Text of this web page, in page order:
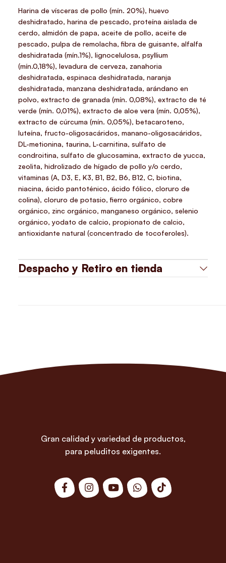
Harina de vísceras de pollo (mín. 20%), huevo
deshidratado, harina de pescado, proteína aislada de
cerdo, almidón de papa, aceite de pollo, aceite de
pescado, pulpa de remolacha, fibra de guisante, alfalfa
deshidratada (mín.1%), lignocelulosa, psyllium
(mín.0,18%), levadura de cerveza, zanahoria
deshidratada, espinaca deshidratada, naranja
deshidratada, manzana deshidratada, arándano en
polvo, extracto de granada (mín. 0,08%), extracto de té
verde (mín. 0,01%), extracto de aloe vera (mín. 0,05%),
extracto de cúrcuma (mín. 0,05%), betacaroteno,
luteína, fructo-oligosacáridos, manano-oligosacáridos,
DL-metionina, taurina, L-carnitina, sulfato de
condroitina, sulfato de glucosamina, extracto de yucca,
zeolita, hidrolizado de hígado de pollo y/o cerdo,
vitaminas (A, D3, E, K3, B1, B2, B6, B12, C, biotina,
niacina, ácido pantoténico, ácido fólico, cloruro de
colina), cloruro de potasio, fierro orgánico, cobre
orgánico, zinc orgánico, manganeso orgánico, selenio
orgánico, yodato de calcio, propionato de calcio,
antioxidante natural (concentrado de tocoferoles).
Despacho y Retiro en tienda
Gran calidad y variedad de productos,
para peluditos exigentes.